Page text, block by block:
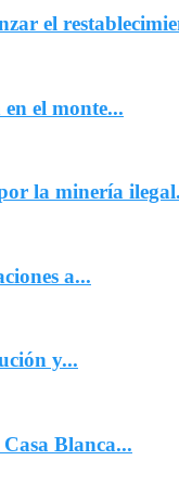
el
el monte...
la minería
a...
y...
Blanca...